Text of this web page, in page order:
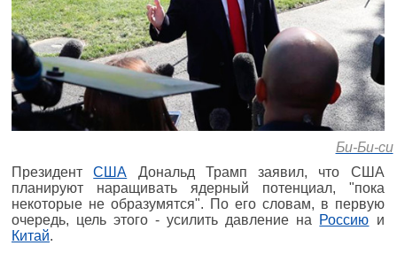
Би-Би-си
ПрезидентСША Дональд Трамп заявил, что США
планируют наращивать ядерный потенциал, "пока
некоторые не образумятся". По его словам, в первую
очередь, цель этого - усилить давление на Россию и
Китай.